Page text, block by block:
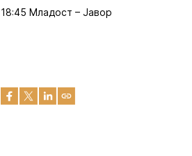
18:45 Младост – Јавор